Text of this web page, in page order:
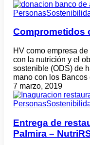
Personas
Comprometidos
HV como empresa
con la nutrición y el
sostenible (ODS) de
mano con los
7 marzo, 2019
Personas
Entrega de
Palmira –